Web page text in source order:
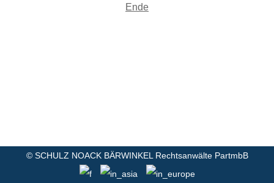
Ende
© SCHULZ NOACK BÄRWINKEL Rechtsanwälte PartmbB